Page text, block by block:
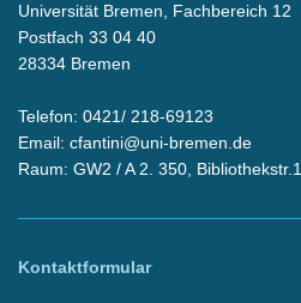
Universität Bremen, Fachbereich 12
Postfach 33 04 40
28334 Bremen
Telefon: 0421/ 218-69123
Email: cfantini@uni-bremen.de
Raum: GW2 / A 2. 350,
Kontaktformular